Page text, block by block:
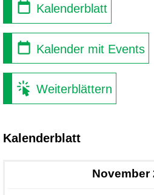
Kalenderblatt
Kalender mit Events
Weiterblättern
Kalenderblatt
November